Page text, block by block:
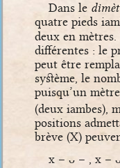
Dans le
quatre pieds
deux en
différentes : le
peut être
système, le
puisqu’un
(deux iambes),
positions
brève (X)
x – ᴗ – , x –